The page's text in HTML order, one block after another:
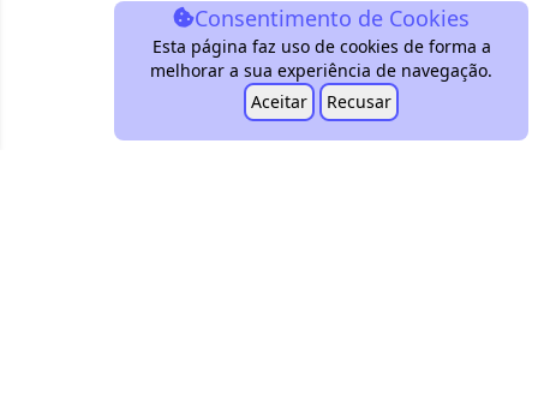
Consentimento de Cookies
Esta página faz uso de cookies de forma a
melhorar a sua experiência de navegação.
Aceitar
Recusar